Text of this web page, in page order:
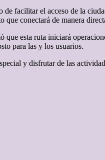
de facilitar el acceso de la
conectará de manera
esta ruta iniciará
para las y los usuarios.
y disfrutar de las